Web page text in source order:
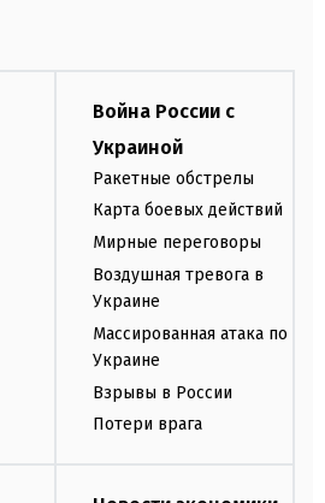
Война России с
Украиной
Ракетные обстрелы
Карта боевых действий
Мирные переговоры
Воздушная тревога в
Украине
Массированная атака по
Украине
Взрывы в России
Потери врага